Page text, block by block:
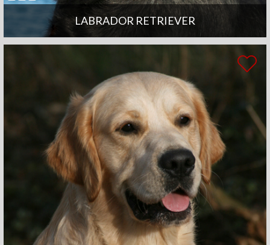
LABRADOR RETRIEVER